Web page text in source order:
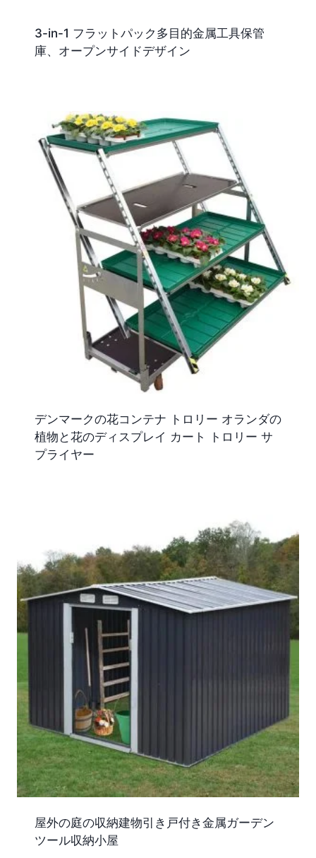
3-in-1 フラットパック多目的金属工具保管
庫、オープンサイドデザイン
デンマークの花コンテナ トロリー オランダの
植物と花のディスプレイ カート トロリー サ
プライヤー
屋外の庭の収納建物引き戸付き金属ガーデン
ツール収納小屋